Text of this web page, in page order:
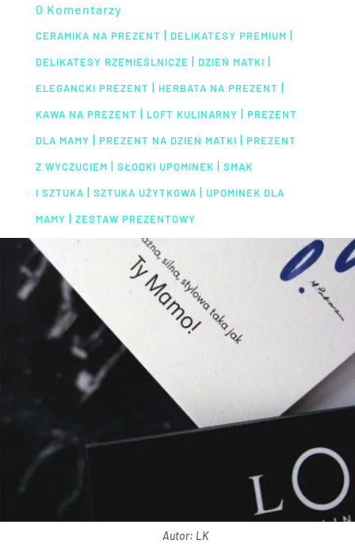
0 Komentarzy
CERAMIKA NA PREZENT | DELIKATESY PREMIUM |
DELIKATESY RZEMIEŚLNICZE | DZIEŃ MATKI |
ELEGANCKI PREZENT | HERBATA NA PREZENT |
KAWA NA PREZENT | LOFT KULINARNY | PREZENT
DLA MAMY | PREZENT NA DZIEŃ MATKI | PREZENT
Z WYCZUCIEM | SŁODKI UPOMINEK | SMAK
I SZTUKA | SZTUKA UŻYTKOWA | UPOMINEK DLA
MAMY | ZESTAW PREZENTOWY
Autor: LK